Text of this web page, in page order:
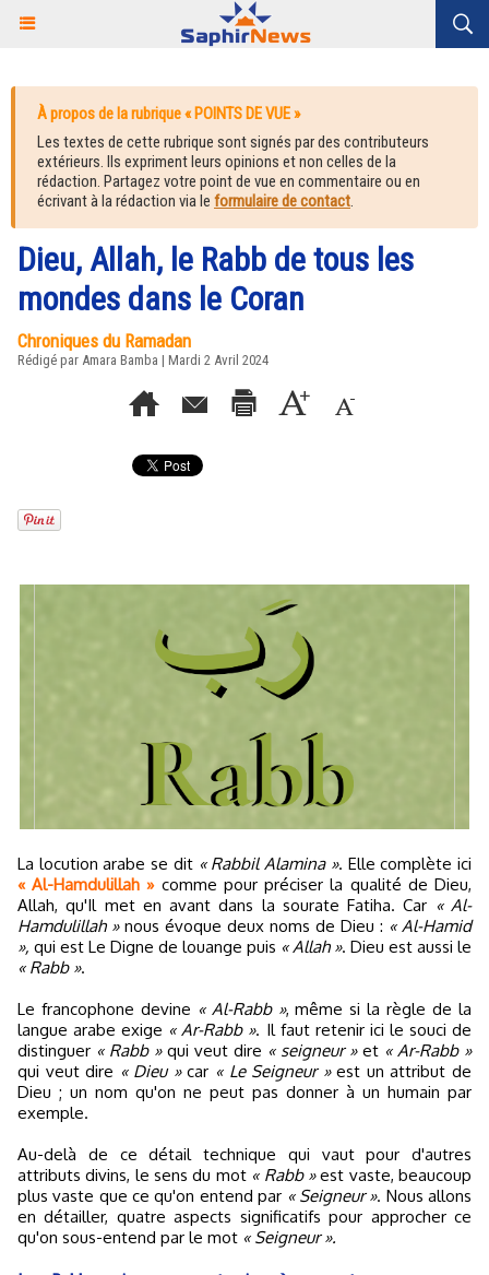
À propos de la rubrique « POINTS DE VUE »
Les textes de cette rubrique sont signés par des contributeurs
extérieurs. Ils expriment leurs opinions et non celles de la
rédaction. Partagez votre point de vue en commentaire ou en
écrivant à la rédaction via le formulaire de contact.
Dieu, Allah, le Rabb de tous les
mondes dans le Coran
Chroniques du Ramadan
Rédigé par Amara Bamba | Mardi 2 Avril 2024
La locution arabe se dit « Rabbil Alamina ». Elle complète ici
« Al-Hamdulillah »comme pour préciser la qualité de Dieu,
Allah, qu'Il met en avant dans la sourate Fatiha. Car « Al-
Hamdulillah »nous évoque deux noms de Dieu : « Al-Hamid
», qui est Le Digne de louange puis « Allah ». Dieu est aussi le
« Rabb ».
Le francophone devine « Al-Rabb », même si la règle de la
langue arabe exige « Ar-Rabb ». Il faut retenir ici le souci de
distinguer « Rabb »qui veut dire « seigneur »et « Ar-Rabb »
qui veut dire « Dieu »car « Le Seigneur »est un attribut de
Dieu ; un nom qu'on ne peut pas donner à un humain par
exemple.
Au-delà de ce détail technique qui vaut pour d'autres
attributs divins, le sens du mot « Rabb »est vaste, beaucoup
plus vaste que ce qu'on entend par « Seigneur ». Nous allons
en détailler, quatre aspects significatifs pour approcher ce
qu'on sous-entend par le mot « Seigneur ».